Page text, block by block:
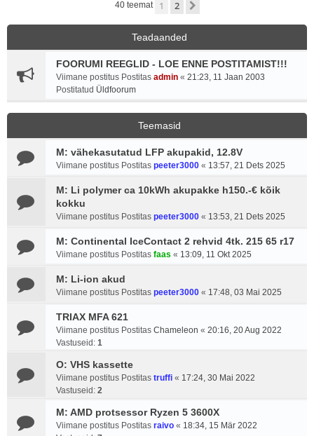
40 teemat 1 2
Teadaanded
FOORUMI REEGLID - LOE ENNE POSTITAMIST!!!
Viimane postitus Postitas admin « 21:23, 11 Jaan 2003
Postitatud Üldfoorum
Teemasid
M: vähekasutatud LFP akupakid, 12.8V
Viimane postitus Postitas peeter3000 « 13:57, 21 Dets 2025
M: Li polymer ca 10kWh akupakke h150.-€ kõik
kokku
Viimane postitus Postitas peeter3000 « 13:53, 21 Dets 2025
M: Continental IceContact 2 rehvid 4tk. 215 65 r17
Viimane postitus Postitas faas « 13:09, 11 Okt 2025
M: Li-ion akud
Viimane postitus Postitas peeter3000 « 17:48, 03 Mai 2025
TRIAX MFA 621
Viimane postitus Postitas Chameleon « 20:16, 20 Aug 2022
Vastuseid: 1
O: VHS kassette
Viimane postitus Postitas truffi « 17:24, 30 Mai 2022
Vastuseid: 2
M: AMD protsessor Ryzen 5 3600X
Viimane postitus Postitas raivo « 18:34, 15 Mär 2022